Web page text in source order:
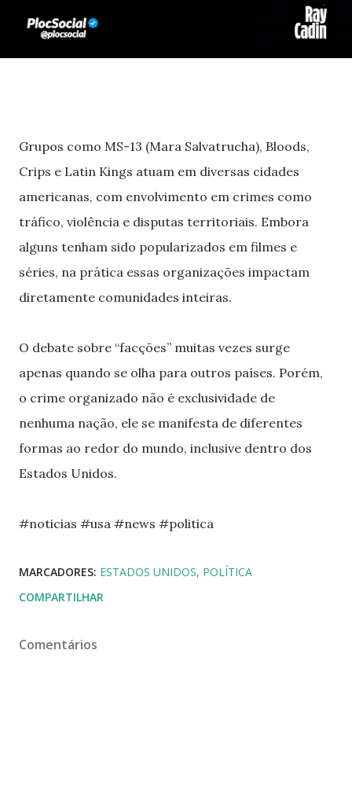
Grupos como MS-13 (Mara Salvatrucha), Bloods,
Crips e Latin Kings atuam em diversas cidades
americanas, com envolvimento em crimes como
tráfico, violência e disputas territoriais. Embora
alguns tenham sido popularizados em filmes e
séries, na prática essas organizações impactam
diretamente comunidades inteiras.
O debate sobre “facções” muitas vezes surge
apenas quando se olha para outros países. Porém,
o crime organizado não é exclusividade de
nenhuma nação, ele se manifesta de diferentes
formas ao redor do mundo, inclusive dentro dos
Estados Unidos.
#noticias #usa #news #politica
MARCADORES: ESTADOS UNIDOS POLÍTICA
COMPARTILHAR
Comentários